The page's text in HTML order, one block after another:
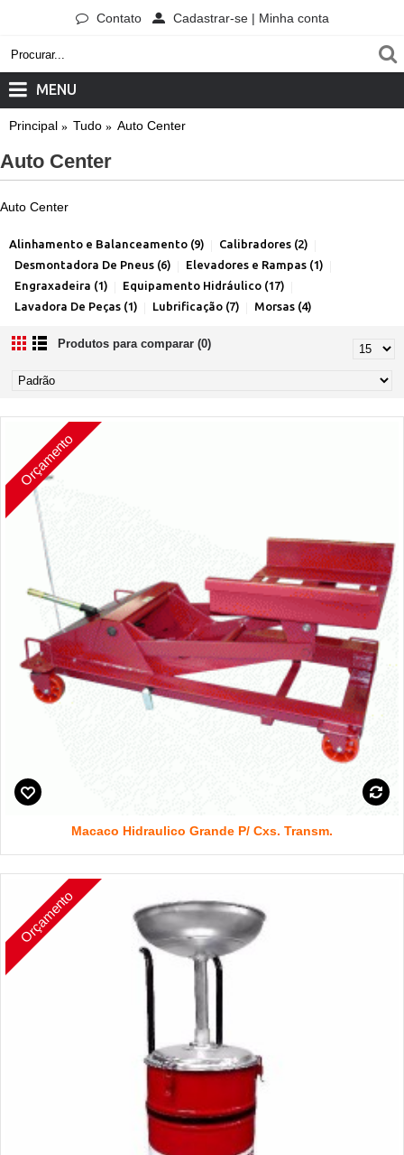
Contato Cadastrar-se | Minha conta
MENU
Principal Tudo Auto Center
Auto Center
Auto Center
Alinhamento e Balanceamento (9)
Calibradores (2)
Desmontadora De Pneus (6)
Elevadores e Rampas (1)
Engraxadeira (1)
Equipamento Hidráulico (17)
Lavadora De Peças (1)
Lubrificação (7) Morsas (4)
Produtos para comparar (0)
Orçamento
Macaco Hidraulico Grande P/ Cxs. Transm.
Orçamento